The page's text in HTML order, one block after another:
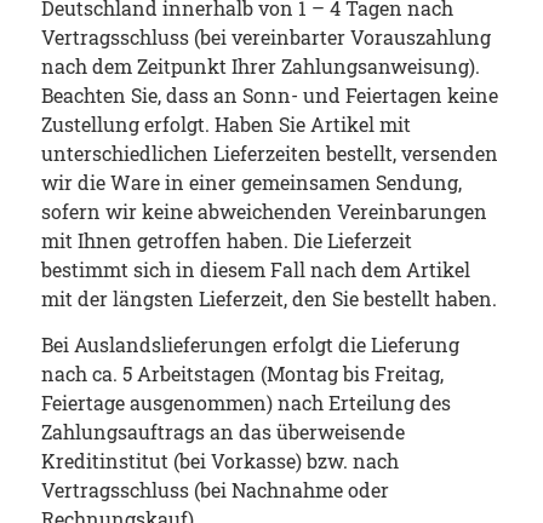
Deutschland innerhalb von 1 – 4 Tagen nach
Vertragsschluss (bei vereinbarter Vorauszahlung
nach dem Zeitpunkt Ihrer Zahlungsanweisung).
Beachten Sie, dass an Sonn- und Feiertagen keine
Zustellung erfolgt. Haben Sie Artikel mit
unterschiedlichen Lieferzeiten bestellt, versenden
wir die Ware in einer gemeinsamen Sendung,
sofern wir keine abweichenden Vereinbarungen
mit Ihnen getroffen haben. Die Lieferzeit
bestimmt sich in diesem Fall nach dem Artikel
mit der längsten Lieferzeit, den Sie bestellt haben.
Bei Auslandslieferungen erfolgt die Lieferung
nach ca. 5 Arbeitstagen (Montag bis Freitag,
Feiertage ausgenommen) nach Erteilung des
Zahlungsauftrags an das überweisende
Kreditinstitut (bei Vorkasse) bzw. nach
Vertragsschluss (bei Nachnahme oder